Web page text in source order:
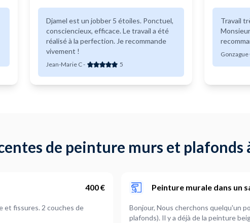
Djamel est un jobber 5 étoiles. Ponctuel,
consciencieux, efficace. Le travail a été
réalisé à la perfection. Je recommande
vivement !
Jean-Marie C- 5
Travail
Monsieur a de
Gonzague
de peinture murs et plafonds
400 €
et fissures. 2 couches de
Peinture murale dans un
Bonjour, Nous cherchons quelqu'un
plafonds). Il y a déjà de la peinture